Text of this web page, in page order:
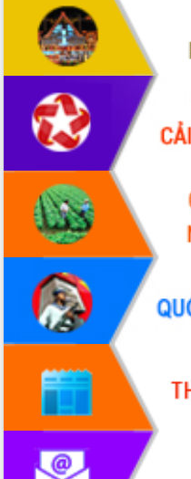
Lễ phát động chuỗi hoạt động chung
tay làm sạch môi trường
Xã Ea Kar bước chuyển mình trong
công tác cải cách hành chính mô hình
UBND tỉnh họp báo định kỳ tháng 4
năm 2026
Hội thảo khoa học “Giải pháp thúc đẩy
phát triển nền kinh tế xanh tại tỉnh
Đắk Lắk”
Tăng cường giám sát, đôn đốc thực
hiện nhiệm vụ quản lý tài sản công
Tháo gỡ những vướng mắc, đẩy mạnh
công tác cải cách thủ tục hành chính
tại Trung tâm Phục vụ hành chính
công tỉnh
Đắk Lắk: Tôn vinh 46 giải pháp tại Hội
thi Sáng tạo Kỹ thuật 2024 - 2025
Đắk Lắk rà soát, điều chỉnh Đề án 190
về phát triển nuôi trồng thủy sản
Phó Chủ tịch UBND tỉnh Đắk Lắk
Trương Công Thái kiểm tra thực địa
Dự án cao tốc Khánh Hòa - Buôn Ma